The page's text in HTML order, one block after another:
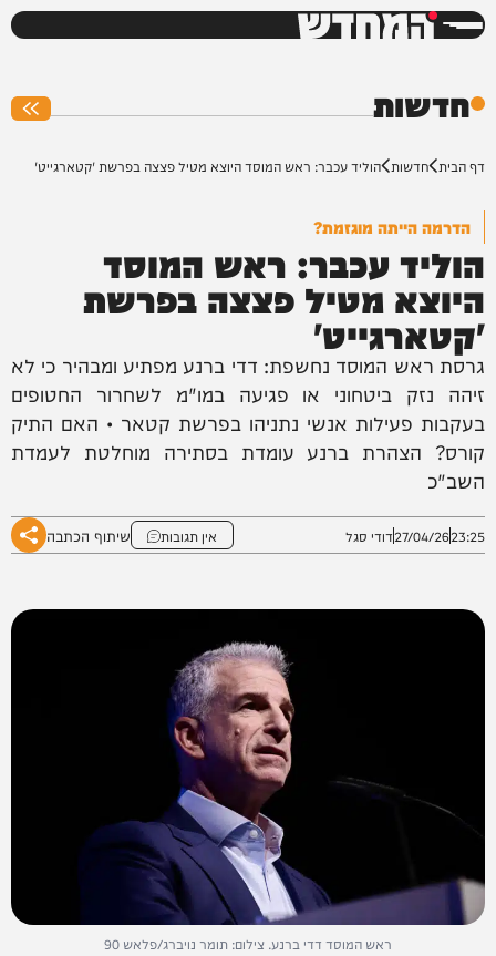
המחדש
חדשות
דף הבית חדשות הוליד עכבר: ראש המוסד היוצא מטיל פצצה בפרשת 'קטארגייט'
הדרמה הייתה מוגזמת?
הוליד עכבר: ראש המוסד
היוצא מטיל פצצה בפרשת
'קטארגייט'
גרסת ראש המוסד נחשפת: דדי ברנע מפתיע ומבהיר כי לא
זיהה נזק ביטחוני או פגיעה במו"מ לשחרור החטופים
בעקבות פעילות אנשי נתניהו בפרשת קטאר • האם התיק
קורס? הצהרת ברנע עומדת בסתירה מוחלטת לעמדת
השב"כ
23:25
27/04/26דודי סגל אין תגובות שיתוף הכתבה
ראש המוסד דדי ברנע. צילום: תומר נויברג/פלאש 90